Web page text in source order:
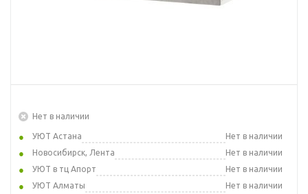
Нет в наличии
УЮТ Астана
Нет в наличии
Новосибирск, Лента
Нет в наличии
УЮТ в тц Апорт
Нет в наличии
УЮТ Алматы
Нет в наличии